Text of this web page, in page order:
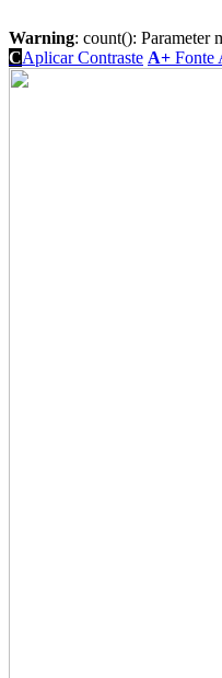
Warning: count(): Parameter
CAplicar Contraste A+ Fonte